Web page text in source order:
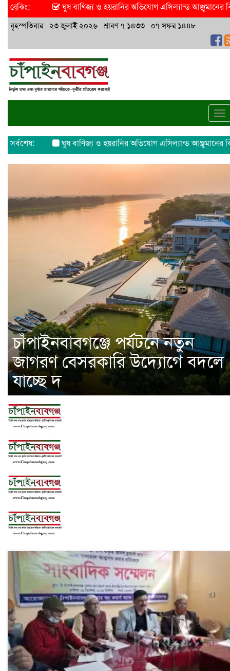
ব্রেকিং:
ঘুষ বাণিজ্য ও হয়রানির অভিযোগ এসিল্যান্ড আঞ্জুমানের বিরুদ্ধে
বৃহস্পতিবার ২৩ জুলাই ২০২৬ শ্রাবণ ৭ ১৪৩৩ ০৭ সফর ১৪৪৮
সর্বশেষ:
ঘুষ বাণিজ্য ও হয়রানির অভিযোগ এসিল্যান্ড আঞ্জুমানের বিরুদ্ধে
চাঁপাইনবাবগঞ্জে পর্যটনে নতুন
জাগরণ বেসরকারি উদ্যোগে বদলে
যাচ্ছে দ